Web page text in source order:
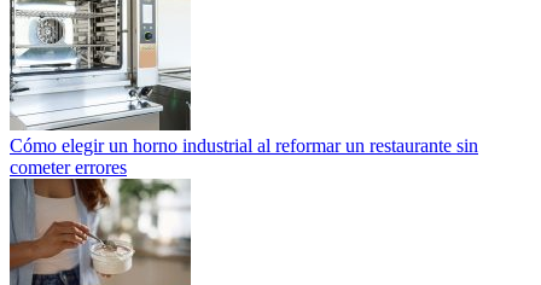
Cómo elegir un horno industrial al reformar un restaurante sin
cometer errores